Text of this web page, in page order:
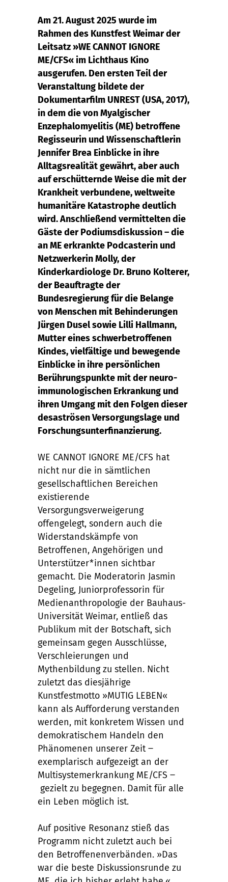
Am 21. August 2025 wurde im
Rahmen des Kunstfest Weimar der
Leitsatz »WE CANNOT IGNORE
ME/CFS« im Lichthaus Kino
ausgerufen. Den ersten Teil der
Veranstaltung bildete der
Dokumentarfilm UNREST (USA, 2017),
in dem die von Myalgischer
Enzephalomyelitis (ME) betroffene
Regisseurin und Wissenschaftlerin
Jennifer Brea Einblicke in ihre
Alltagsrealität gewährt, aber auch
auf erschütternde Weise die mit der
Krankheit verbundene, weltweite
humanitäre Katastrophe deutlich
wird. Anschließend vermittelten die
Gäste der Podiumsdiskussion – die
an ME erkrankte Podcasterin und
Netzwerkerin Molly, der
Kinderkardiologe Dr. Bruno Kolterer,
der Beauftragte der
Bundesregierung für die Belange
von Menschen mit Behinderungen
Jürgen Dusel sowie Lilli Hallmann,
Mutter eines schwerbetroffenen
Kindes, vielfältige und bewegende
Einblicke in ihre persönlichen
Berührungspunkte mit der neuro-
immunologischen Erkrankung und
ihren Umgang mit den Folgen dieser
desaströsen Versorgungslage und
Forschungsunterfinanzierung.
WE CANNOT IGNORE ME/CFS hat
nicht nur die in sämtlichen
gesellschaftlichen Bereichen
existierende
Versorgungsverweigerung
offengelegt, sondern auch die
Widerstandskämpfe von
Betroffenen, Angehörigen und
Unterstützer*innen sichtbar
gemacht. Die Moderatorin Jasmin
Degeling, Juniorprofessorin für
Medienanthropologie der Bauhaus-
Universität Weimar, entließ das
Publikum mit der Botschaft, sich
gemeinsam gegen Ausschlüsse,
Verschleierungen und
Mythenbildung zu stellen. Nicht
zuletzt das diesjährige
Kunstfestmotto »MUTIG LEBEN«
kann als Aufforderung verstanden
werden, mit konkretem Wissen und
demokratischem Handeln den
Phänomenen unserer Zeit ‒
exemplarisch aufgezeigt an der
Multisystemerkrankung ME/CFS ‒
gezielt zu begegnen. Damit für alle
ein Leben möglich ist.
Auf positive Resonanz stieß das
Programm nicht zuletzt auch bei
den Betroffenenverbänden. »Das
war die beste Diskussionsrunde zu